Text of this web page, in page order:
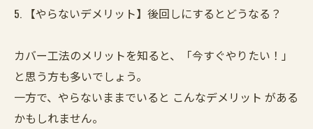
5. 【やらないデメリット】後回しにするとどうなる？
カバー工法のメリットを知ると、「今すぐやりたい！」
と思う方も多いでしょう。
一方で、やらないままでいると こんなデメリット がある
かもしれません。